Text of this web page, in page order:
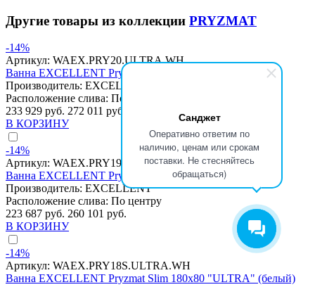
Санджет
Оперативно ответим по
наличию, ценам или срокам
поставки. Не стесняйтесь
обращаться)
Другие товары из коллекции PRYZMAT
-14%
Артикул: WAEX.PRY20.ULTRA.WH
Ванна EXCELLENT Pryzmat 200x90 "ULTRA" (белый)
Производитель: EXCELLENT
Расположение слива: По центру
233 929 руб. 272 011 руб.
В КОРЗИНУ
-14%
Артикул: WAEX.PRY19.ULTRA.WH
Ванна EXCELLENT Pryzmat 190x90 "ULTRA" (белый)
Производитель: EXCELLENT
Расположение слива: По центру
223 687 руб. 260 101 руб.
В КОРЗИНУ
-14%
Артикул: WAEX.PRY18S.ULTRA.WH
Ванна EXCELLENT Pryzmat Slim 180x80 "ULTRA" (белый)